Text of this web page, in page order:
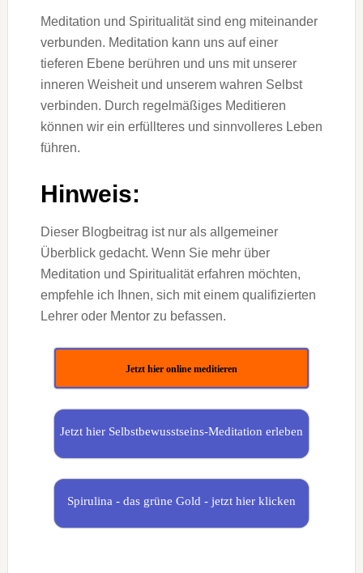
Meditation und Spiritualität sind eng miteinander
verbunden. Meditation kann uns auf einer
tieferen Ebene berühren und uns mit unserer
inneren Weisheit und unserem wahren Selbst
verbinden. Durch regelmäßiges Meditieren
können wir ein erfüllteres und sinnvolleres Leben
führen.
Hinweis:
Dieser Blogbeitrag ist nur als allgemeiner
Überblick gedacht. Wenn Sie mehr über
Meditation und Spiritualität erfahren möchten,
empfehle ich Ihnen, sich mit einem qualifizierten
Lehrer oder Mentor zu befassen.
Jetzt hier online meditieren
Jetzt hier Selbstbewusstseins-Meditation erleben
Spirulina - das grüne Gold - jetzt hier klicken